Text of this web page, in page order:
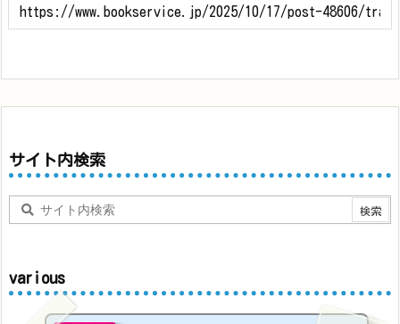
サイト内検索
various